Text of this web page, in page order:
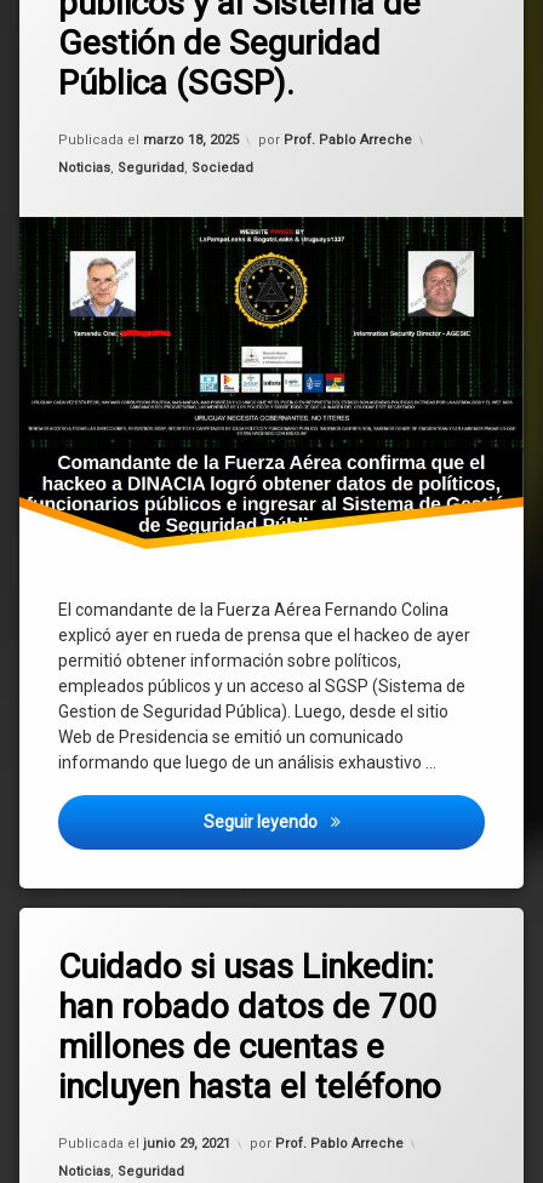
Gestión de Seguridad
Pública (SGSP).
Publicada el marzo 18, 2025
Actualizado el marzo 18, 2025
por Prof. Pablo Arreche
Categorías:
Noticias, Seguridad, Sociedad
El comandante de la Fuerza Aérea Fernando Colina
explicó ayer en rueda de prensa que el hackeo de ayer
permitió obtener información sobre políticos,
empleados públicos y un acceso al SGSP (Sistema de
Gestion de Seguridad Pública). Luego, desde el sitio
Web de Presidencia se emitió un comunicado
informando que luego de un análisis exhaustivo …
Seguir leyendo Hackeo a DINACIA:
Uruguay
Aérea
confirma
que
se
accedieron
datos
de
públicos
y
al
Sistema
de
Gestión
de
Seguridad
Pública
(SGSP).
Cuidado si usas Linkedin:
han robado datos de 700
millones de cuentas e
incluyen hasta el teléfono
Publicada el junio 29, 2021
Actualizado el junio 29, 2021
por Prof. Pablo Arreche
Categorías:
Noticias, Seguridad
datos
hackeo
linkedin
datos
un
comentario
en
Cuidado
si
usas
Linkedin:
datos
de